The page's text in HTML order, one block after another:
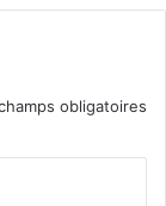
obligatoires